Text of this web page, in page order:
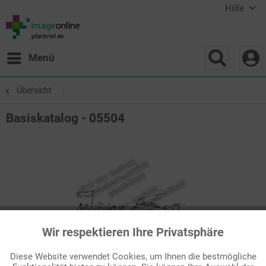
Hilfe
Menü
Übersicht
Basiskatalog - 05504
Funktionale Aktiv
Wir respektieren Ihre Privatsphäre
Diese Website verwendet Cookies, um Ihnen die bestmögliche